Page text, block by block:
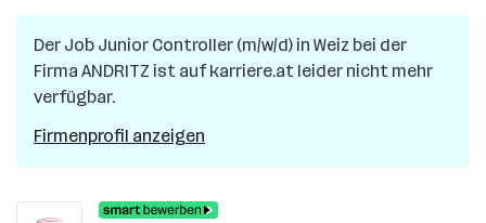
Der Job Junior Controller (m/w/d) in Weiz bei der
Firma ANDRITZ ist auf karriere.at leider nicht mehr
verfügbar.
Firmenprofil anzeigen